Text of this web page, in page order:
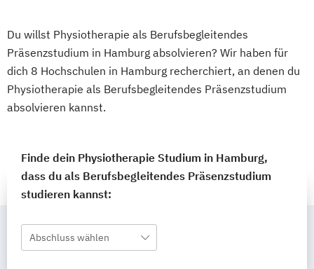
Du willst Physiotherapie als Berufsbegleitendes
Präsenzstudium in Hamburg absolvieren? Wir haben für
dich 8 Hochschulen in Hamburg recherchiert, an denen du
Physiotherapie als Berufsbegleitendes Präsenzstudium
absolvieren kannst.
Finde dein Physiotherapie Studium in Hamburg,
dass du als Berufsbegleitendes Präsenzstudium
studieren kannst:
Abschluss wählen